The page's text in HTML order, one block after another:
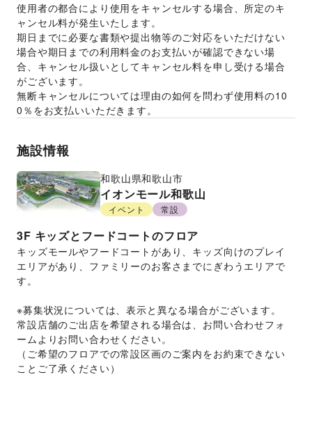
使用者の都合により使用をキャンセルする場合、所定のキ
ャンセル料が発生いたします。
期日までに必要な書類や提出物等のご対応をいただけない
場合や期日までの利用料金のお支払いが確認できない場
合、キャンセル扱いとしてキャンセル料を申し受ける場合
がございます。
無断キャンセルについては理由の如何を問わず使用料の10
0％をお支払いいただきます。
施設情報
和歌山県和歌山市
イオンモール和歌山
イベント 常設
3F キッズとフードコートのフロア
キッズモールやフードコートがあり、キッズ向けのプレイ
エリアがあり、ファミリーのお客さまでにぎわうエリアで
す。
※募集状況については、表示と異なる場合がございます。
常設店舗のご出店を希望される場合は、お問い合わせフォ
ームよりお問い合わせください。
（ご希望のフロアでの常設区画のご案内をお約束できない
ことご了承ください）